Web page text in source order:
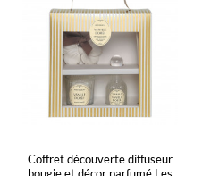
Coffret découverte diffuseur
bougie et décor parfumé Les